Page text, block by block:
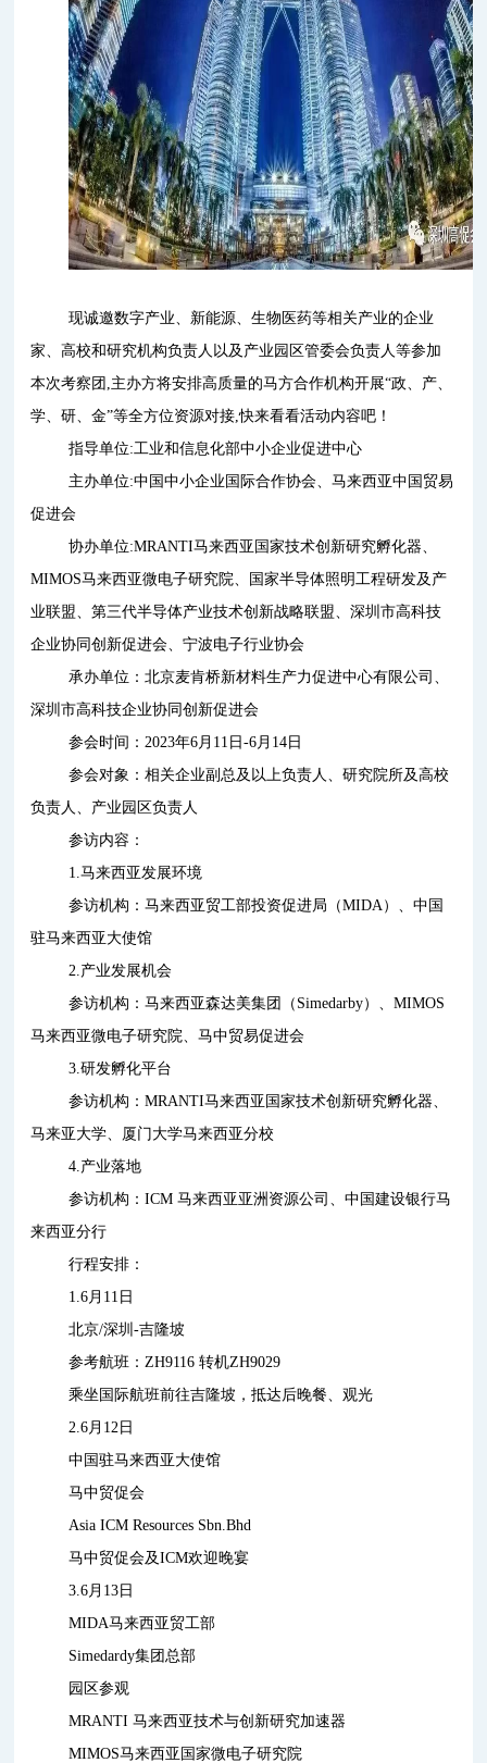
现诚邀数字产业、新能源、生物医药等相关产业的企业
家、高校和研究机构负责人以及产业园区管委会负责人等参加
本次考察团,主办方将安排高质量的马方合作机构开展“政、产、
学、研、金”等全方位资源对接,快来看看活动内容吧！
指导单位:工业和信息化部中小企业促进中心
主办单位:中国中小企业国际合作协会、马来西亚中国贸易
促进会
协办单位:MRANTI马来西亚国家技术创新研究孵化器、
MIMOS马来西亚微电子研究院、国家半导体照明工程研发及产
业联盟、第三代半导体产业技术创新战略联盟、深圳市高科技
企业协同创新促进会、宁波电子行业协会
承办单位：北京麦肯桥新材料生产力促进中心有限公司、
深圳市高科技企业协同创新促进会
参会时间：2023年6月11日-6月14日
参会对象：相关企业副总及以上负责人、研究院所及高校
负责人、产业园区负责人
参访内容：
1.马来西亚发展环境
参访机构：马来西亚贸工部投资促进局（MIDA）、中国
驻马来西亚大使馆
2.产业发展机会
参访机构：马来西亚森达美集团（Simedarby）、MIMOS
马来西亚微电子研究院、马中贸易促进会
3.研发孵化平台
参访机构：MRANTI马来西亚国家技术创新研究孵化器、
马来亚大学、厦门大学马来西亚分校
4.产业落地
参访机构：ICM 马来西亚亚洲资源公司、中国建设银行马
来西亚分行
行程安排：
1.6月11日
北京/深圳-吉隆坡
参考航班：ZH9116 转机ZH9029
乘坐国际航班前往吉隆坡，抵达后晚餐、观光
2.6月12日
中国驻马来西亚大使馆
马中贸促会
Asia ICM Resources Sbn.Bhd
马中贸促会及ICM欢迎晚宴
3.6月13日
MIDA马来西亚贸工部
Simedardy集团总部
园区参观
MRANTI 马来西亚技术与创新研究加速器
MIMOS马来西亚国家微电子研究院